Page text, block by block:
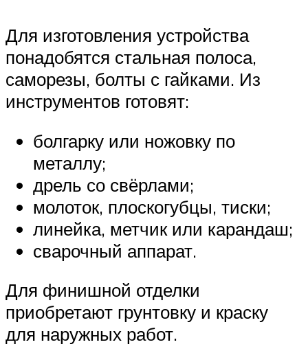
Для изготовления устройства
понадобятся стальная полоса,
саморезы, болты с гайками. Из
инструментов готовят:
болгарку или ножовку по
металлу;
дрель со свёрлами;
молоток, плоскогубцы, тиски;
линейка, метчик или карандаш;
сварочный аппарат.
Для финишной отделки
приобретают грунтовку и краску
для наружных работ.